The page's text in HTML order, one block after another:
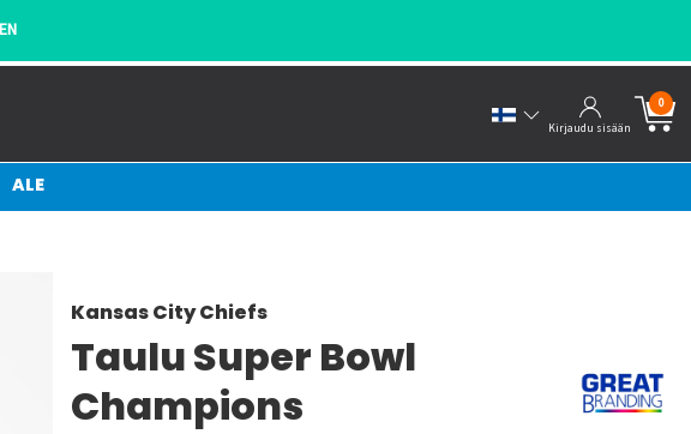
Kirjaudu sisään
0
ALE
Kansas City Chiefs
Taulu Super Bowl
Champions